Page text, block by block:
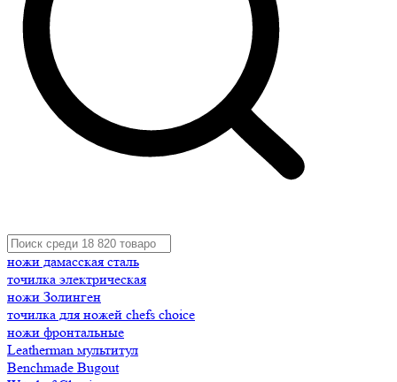
ножи дамасская сталь
точилка электрическая
ножи Золинген
точилка для ножей chefs choice
ножи фронтальные
Leatherman мультитул
Benchmade Bugout